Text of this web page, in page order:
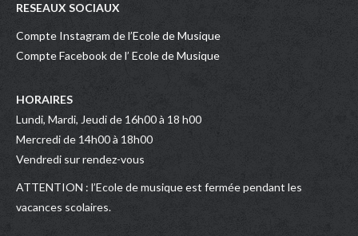
RESEAUX SOCIAUX
Compte Instagram de l’Ecole de Musique
Compte Facebook de l’ Ecole de Musique
HORAIRES
Lundi, Mardi, Jeudi de 16h00 à 18 h00
Mercredi de 14h00 à 18h00
Vendredi sur rendez-vous
ATTENTION : l’Ecole de musique est fermée pendant les
vacances scolaires.